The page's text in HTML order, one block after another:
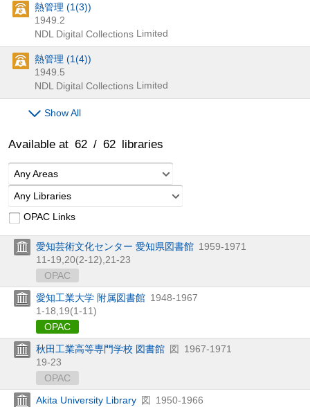
熱管理 (1(3))
1949.2
NDL Digital Collections Limited
熱管理 (1(4))
1949.5
NDL Digital Collections Limited
Show All
Available at 62 / 62 libraries
Any Areas
Any Libraries
OPAC Links
愛知芸術文化センター 愛知県図書館 1959-1971
11-19,20(2-12),21-23
OPAC
愛知工業大学 附属図書館 1948-1967
1-18,19(1-11)
OPAC
秋田工業高等専門学校 図書館 図
1967-1971
19-23
OPAC
Akita University Library 図
1950-1966